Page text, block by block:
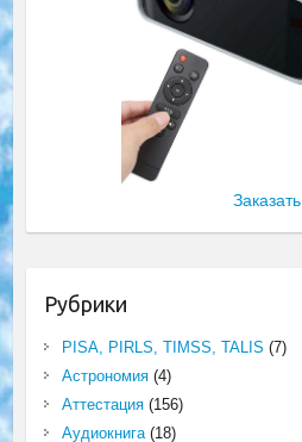
Заказать
Рубрики
PISA, PIRLS, TIMSS, TALIS (7)
Астрономия(4)
Аттестация(156)
Аудиокнига(18)